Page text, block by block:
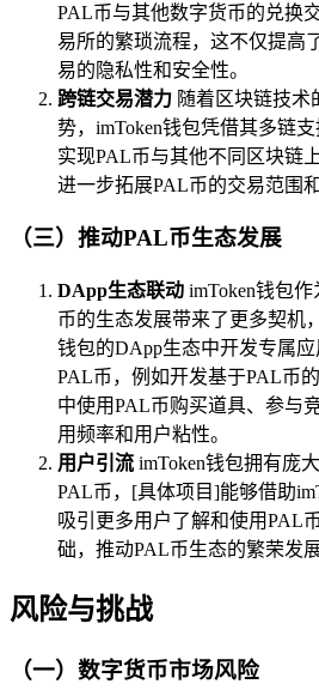
PAL币与其他数字货币的兑换
易所的繁琐流程，这不仅提高
易的隐私性和安全性。
跨链交易潜力 随着区块链技术
势，imToken钱包凭借其多链
实现PAL币与其他不同区块链
进一步拓展PAL币的交易范围
（三）推动PAL币生态发展
DApp生态联动 imToken钱包
币的生态发展带来了更多契机
钱包的DApp生态中开发专属
PAL币，例如开发基于PAL币
中使用PAL币购买道具、参与
用频率和用户粘性。
用户引流 imToken钱包拥有庞
PAL币，[具体项目]能够借助
吸引更多用户了解和使用PAL
础，推动PAL币生态的繁荣发展
风险与挑战
（一）数字货币市场风险